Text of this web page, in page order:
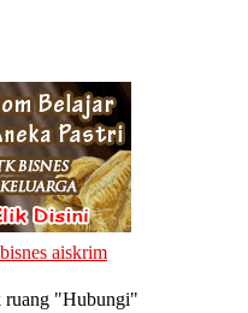
ruang "Hubungi"